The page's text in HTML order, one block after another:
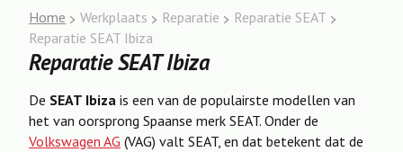
Home Werkplaats Reparatie
Reparatie SEAT
Reparatie SEAT Ibiza
Reparatie SEAT Ibiza
De SEAT Ibiza is een van de populairste modellen van
het van oorsprong Spaanse merk SEAT. Onder de
Volkswagen AG (VAG) valt SEAT, en dat betekent dat de